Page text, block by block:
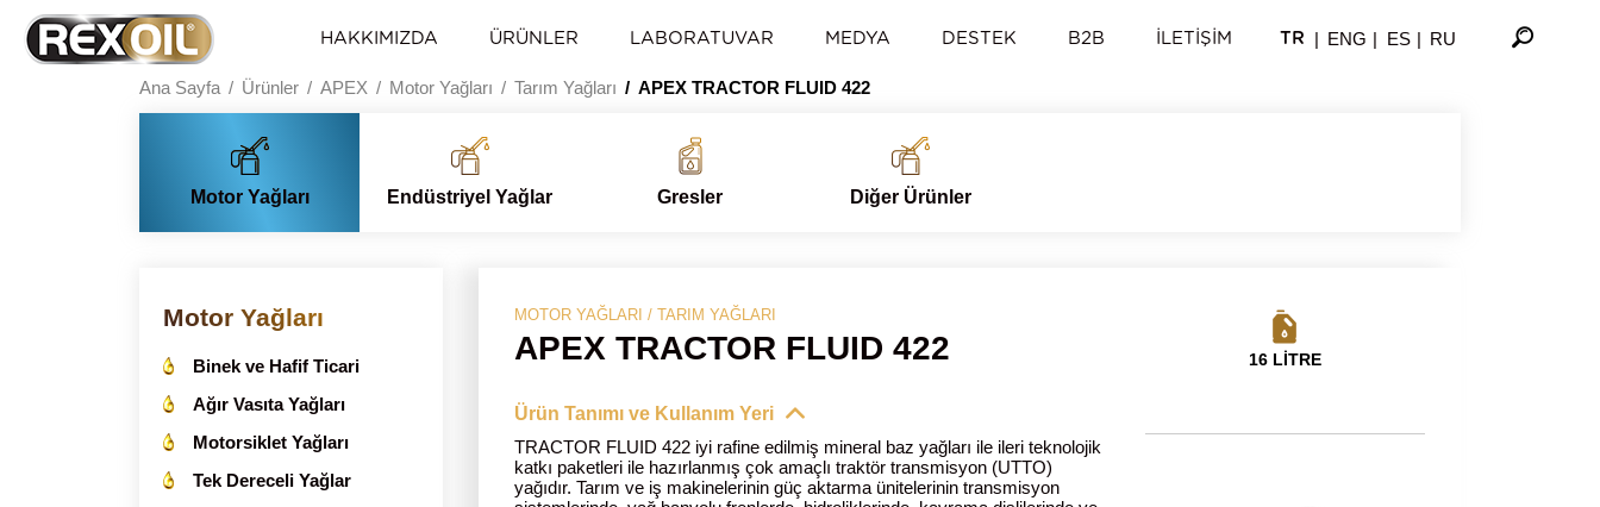
HAKKIMIZDA ÜRÜNLER LABORATUVAR MEDYA DESTEK B2B İLETIŞIM TR | ENG | ES | RU
Ana Sayfa Ürünler APEX Motor Yağları Tarım Yağları APEX TRACTOR FLUID 422
Motor Yağları Endüstriyel Yağlar Gresler Diğer Ürünler
Motor Yağları
Binek ve Hafif Ticari
Ağır Vasıta Yağları
Motorsiklet Yağları
Tek Dereceli Yağlar
MOTOR YAĞLARI / TARIM YAĞLARI
APEX TRACTOR FLUID 422
Ürün Tanımı ve Kullanım Yeri
TRACTOR FLUID 422 iyi rafine edilmiş mineral baz yağları ile ileri teknolojik
katkı paketleri ile hazırlanmış çok amaçlı traktör transmisyon (UTTO)
yağıdır. Tarım ve iş makinelerinin güç aktarma ünitelerinin transmisyon
16 LİTRE